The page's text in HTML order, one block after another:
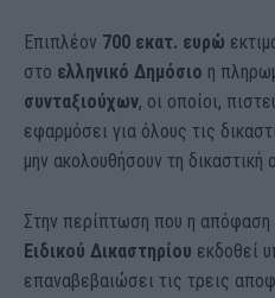
Επιπλέον 700 εκατ. ευρώ
στο ελληνικό Δημόσιο η
συνταξιούχων, οι οποίοι,
εφαρμόσει για όλους τις
μην ακολουθήσουν τη δικαστική
Στην περίπτωση που η απόφαση
Ειδικού Δικαστηρίου εκδοθεί
επαναβεβαιώσει τις τρεις